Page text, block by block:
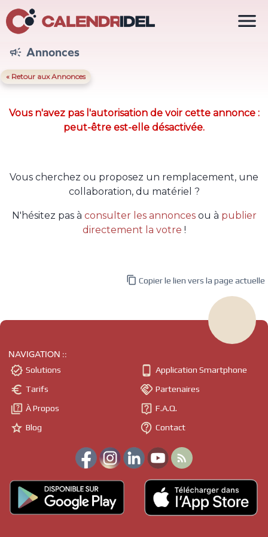
 Annonces
« Retour aux Annonces
Vous n'avez pas l'autorisation de voir cette annonce :
peut-être est-elle désactivée.
Vous cherchez ou proposez un remplacement, une
collaboration, du matériel ?
N'hésitez pas à consulter les annoncesou à publier
directement la votre !

 Copier le lien vers la page actuelle
NAVIGATION ::
 Solutions
 Tarifs
 À Propos
 Blog
 Application Smartphone
 Partenaires
 F.A.Q.
 Contact
